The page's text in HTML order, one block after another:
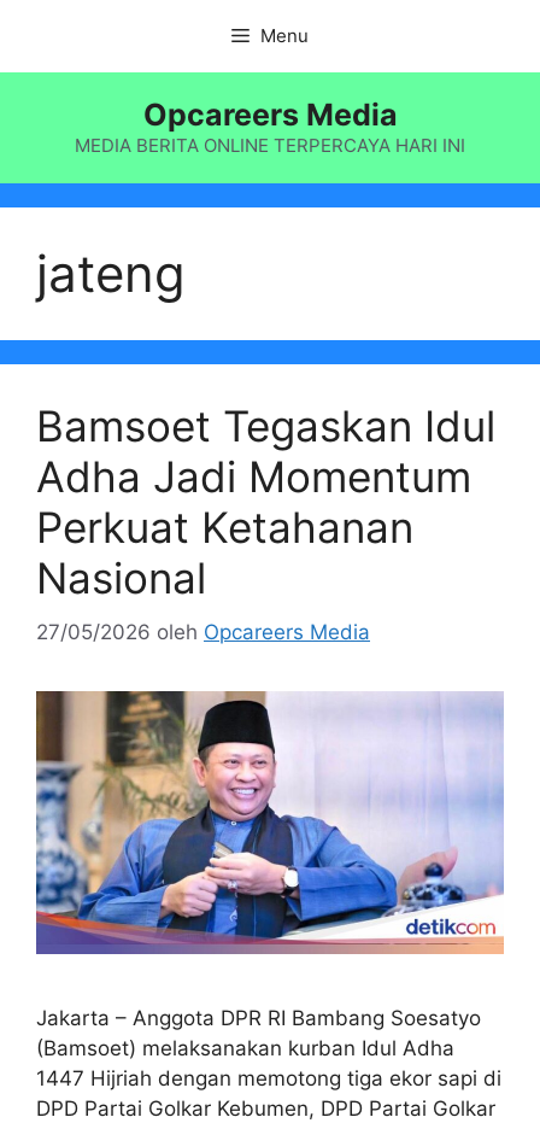
isi
Menu
Opcareers Media
MEDIA BERITA ONLINE TERPERCAYA HARI INI
jateng
Bamsoet Tegaskan Idul
Adha Jadi Momentum
Perkuat Ketahanan
Nasional
27/05/2026 oleh Opcareers Media
Jakarta – Anggota DPR RI Bambang Soesatyo
(Bamsoet) melaksanakan kurban Idul Adha
1447 Hijriah dengan memotong tiga ekor sapi di
DPD Partai Golkar Kebumen, DPD Partai Golkar